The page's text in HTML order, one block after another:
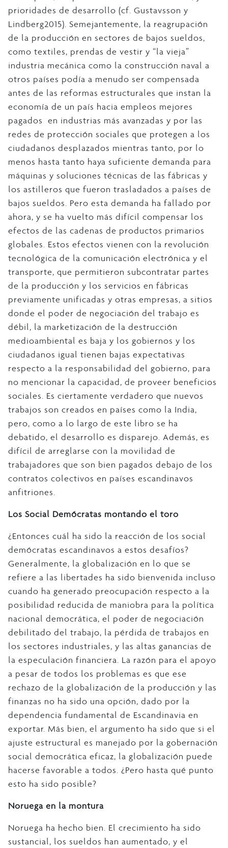
prioridades de desarrollo (cf. Gustavsson y
Lindberg2015). Semejantemente, la reagrupación
de la producción en sectores de bajos sueldos,
como textiles, prendas de vestir y “la vieja”
industria mecánica como la construcción naval a
otros países podía a menudo ser compensada
antes de las reformas estructurales que instan la
economía de un país hacia empleos mejores
pagados en industrias más avanzadas y por las
redes de protección sociales que protegen a los
ciudadanos desplazados mientras tanto, por lo
menos hasta tanto haya suficiente demanda para
máquinas y soluciones técnicas de las fábricas y
los astilleros que fueron trasladados a países de
bajos sueldos. Pero esta demanda ha fallado por
ahora, y se ha vuelto más difícil compensar los
efectos de las cadenas de productos primarios
globales. Estos efectos vienen con la revolución
tecnológica de la comunicación electrónica y el
transporte, que permitieron subcontratar partes
de la producción y los servicios en fábricas
previamente unificadas y otras empresas, a sitios
donde el poder de negociación del trabajo es
débil, la marketización de la destrucción
medioambiental es baja y los gobiernos y los
ciudadanos igual tienen bajas expectativas
respecto a la responsabilidad del gobierno, para
no mencionar la capacidad, de proveer beneficios
sociales. Es ciertamente verdadero que nuevos
trabajos son creados en países como la India,
pero, como a lo largo de este libro se ha
debatido, el desarrollo es disparejo. Además, es
difícil de arreglarse con la movilidad de
trabajadores que son bien pagados debajo de los
contratos colectivos en países escandinavos
anfitriones.
Los Social Demócratas montando el toro
¿Entonces cuál ha sido la reacción de los social
demócratas escandinavos a estos desafíos?
Generalmente, la globalización en lo que se
refiere a las libertades ha sido bienvenida incluso
cuando ha generado preocupación respecto a la
posibilidad reducida de maniobra para la política
nacional democrática, el poder de negociación
debilitado del trabajo, la pérdida de trabajos en
los sectores industriales, y las altas ganancias de
la especulación financiera. La razón para el apoyo
a pesar de todos los problemas es que ese
rechazo de la globalización de la producción y las
finanzas no ha sido una opción, dado por la
dependencia fundamental de Escandinavia en
exportar. Más bien, el argumento ha sido que si el
ajuste estructural es manejado por la gobernación
social democrática eficaz, la globalización puede
hacerse favorable a todos. ¿Pero hasta qué punto
esto ha sido posible?
Noruega en la montura
Noruega ha hecho bien. El crecimiento ha sido
sustancial, los sueldos han aumentado, y el